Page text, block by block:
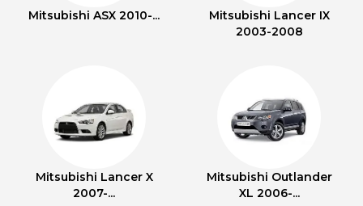
Mitsubishi ASX 2010-...
Mitsubishi Lancer IX
2003-2008
Mitsubishi Lancer X
2007-...
Mitsubishi Outlander
XL 2006-...